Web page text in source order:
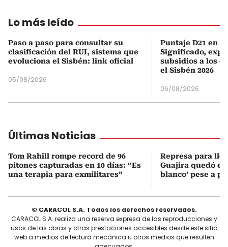
Lo más leído
Paso a paso para consultar su
clasificación del RUI, sistema que
evoluciona el Sisbén: link oficial
05/08/2026
Puntaje D21 en
Significado,
subsidios a los
el Sisbén 2026
06/08/2026
Últimas Noticias
Tom Rahill rompe record de 96
pitones capturadas en 10 días: “Es
una terapia para exmilitares”
Represa para
Guajira quedó en
blanco’ pese a
© CARACOL S.A. Todos los derechos reservados.
CARACOL S.A. realiza una reserva expresa de las reproducciones y
usos de las obras y otras prestaciones accesibles desde este sitio
web a medios de lectura mecánica u otros medios que resulten